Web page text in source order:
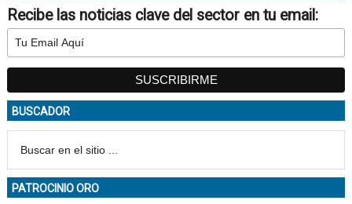
Recibe las noticias clave del sector en tu email:
BUSCADOR
PATROCINIO ORO